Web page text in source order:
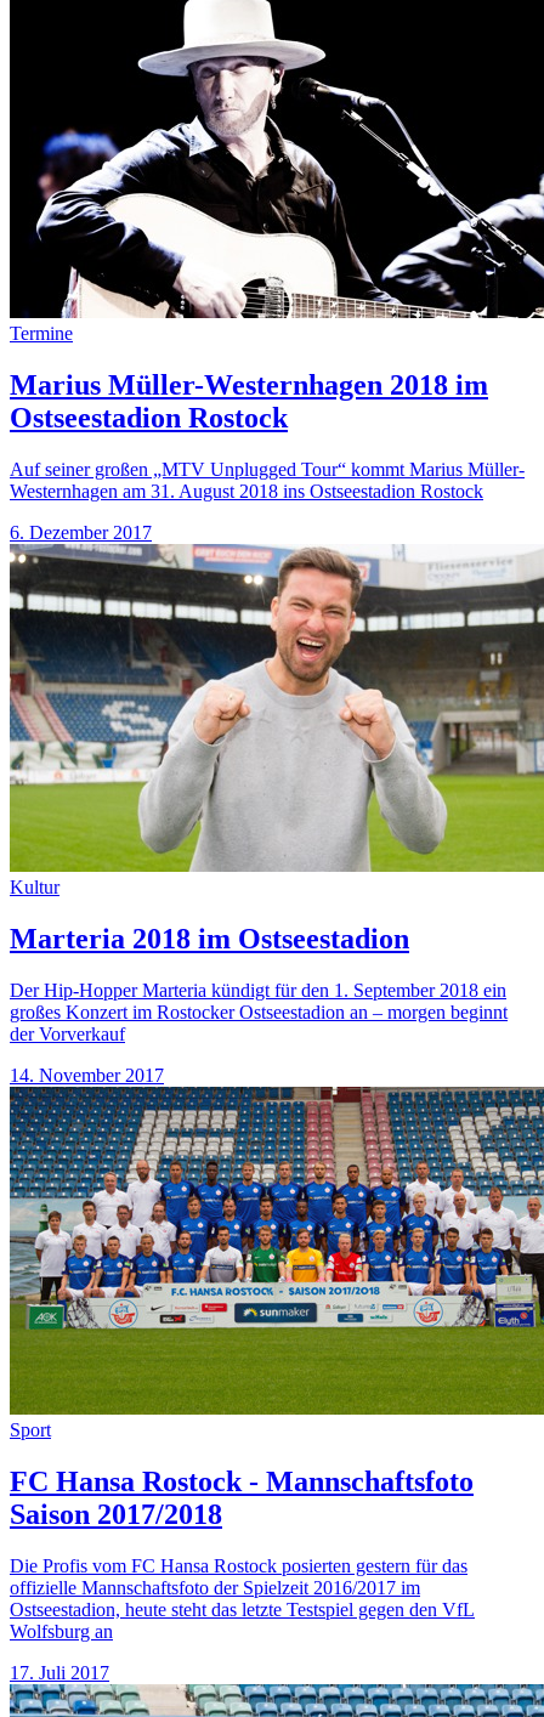
Termine
Marius Müller-Westernhagen 2018 im
Ostseestadion Rostock
Auf seiner großen „MTV Unplugged Tour“ kommt Marius Müller-
Westernhagen am 31. August 2018 ins Ostseestadion Rostock
6. Dezember 2017
Kultur
Marteria 2018 im Ostseestadion
Der Hip-Hopper Marteria kündigt für den 1. September 2018 ein
großes Konzert im Rostocker Ostseestadion an – morgen beginnt
der Vorverkauf
14. November 2017
Sport
FC Hansa Rostock - Mannschaftsfoto
Saison 2017/2018
Die Profis vom FC Hansa Rostock posierten gestern für das
offizielle Mannschaftsfoto der Spielzeit 2016/2017 im
Ostseestadion, heute steht das letzte Testspiel gegen den VfL
Wolfsburg an
17. Juli 2017